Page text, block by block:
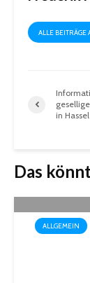
ALLE BEITRÄGE
in Hassel
Das
ALLGEMEIN